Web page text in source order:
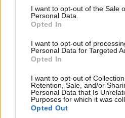
consent section.
I want to opt-out of the Sale
Personal Data.
Opted In
I want to opt-out of
Personal Data for Targeted
Opted In
I want to opt-out of
Retention, Sale, and/or
Personal Data that Is
Purposes for which it was
Opted Out
Όλο και περισσότεροι
οφέλη και για τις γυναίκες
equality leaders
Καθώς οι οργανισμοί